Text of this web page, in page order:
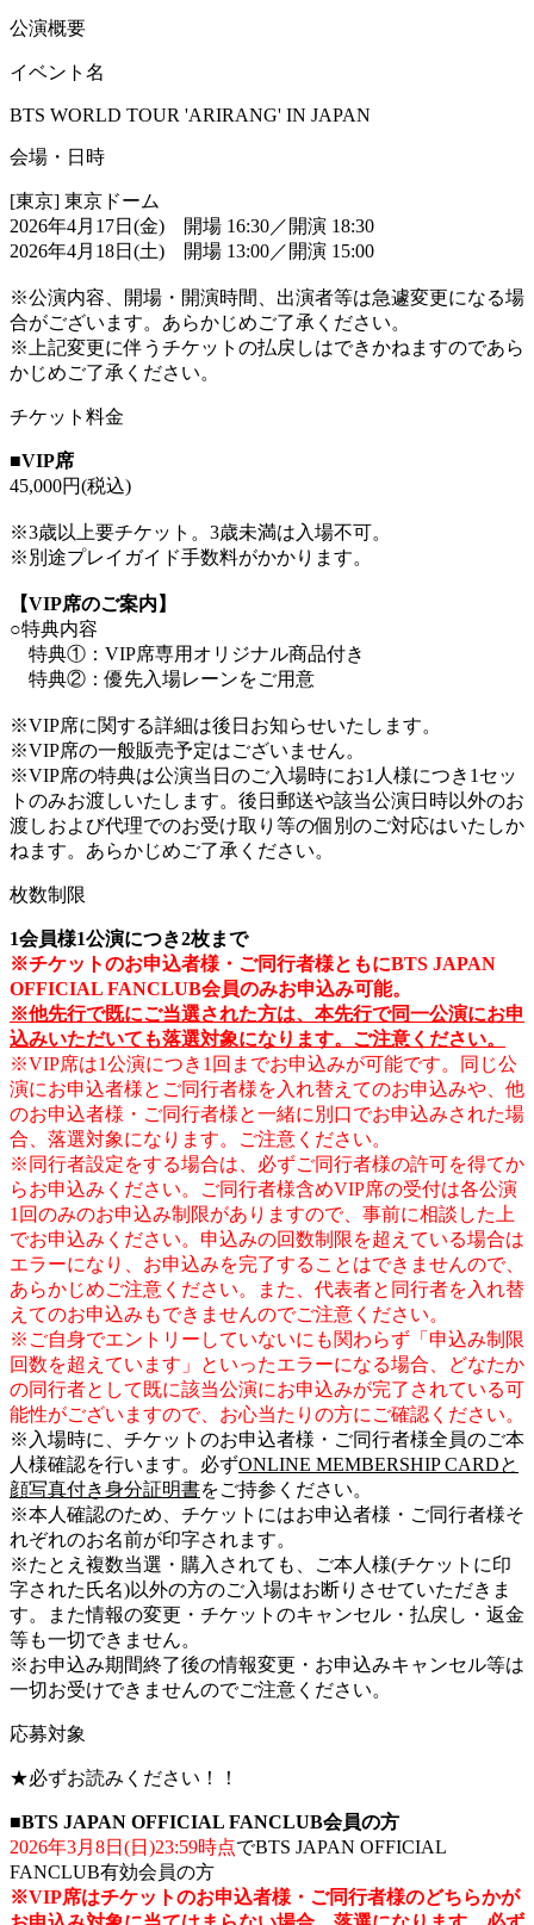
公演概要
イベント名
BTS WORLD TOUR 'ARIRANG' IN JAPAN
会場・日時
[東京] 東京ドーム
2026年4月17日(金) 開場 16:30／開演 18:30
2026年4月18日(土) 開場 13:00／開演 15:00
※公演内容、開場・開演時間、出演者等は急遽変更になる場
合がございます。あらかじめご了承ください。
※上記変更に伴うチケットの払戻しはできかねますのであら
かじめご了承ください。
チケット料金
■VIP席
45,000円(税込)
※3歳以上要チケット。3歳未満は入場不可。
※別途プレイガイド手数料がかかります。
【VIP席のご案内】
○特典内容
特典①：VIP席専用オリジナル商品付き
特典②：優先入場レーンをご用意
※VIP席に関する詳細は後日お知らせいたします。
※VIP席の一般販売予定はございません。
※VIP席の特典は公演当日のご入場時にお1人様につき1セッ
トのみお渡しいたします。後日郵送や該当公演日時以外のお
渡しおよび代理でのお受け取り等の個別のご対応はいたしか
ねます。あらかじめご了承ください。
枚数制限
1会員様1公演につき2枚まで
※チケットのお申込者様・ご同行者様ともにBTS JAPAN
OFFICIAL FANCLUB会員のみお申込み可能。
※他先行で既にご当選された方は、本先行で同一公演にお申
込みいただいても落選対象になります。ご注意ください。
※VIP席は1公演につき1回までお申込みが可能です。同じ公
演にお申込者様とご同行者様を入れ替えてのお申込みや、他
のお申込者様・ご同行者様と一緒に別口でお申込みされた場
合、落選対象になります。ご注意ください。
※同行者設定をする場合は、必ずご同行者様の許可を得てか
らお申込みください。ご同行者様含めVIP席の受付は各公演
1回のみのお申込み制限がありますので、事前に相談した上
でお申込みください。申込みの回数制限を超えている場合は
エラーになり、お申込みを完了することはできませんので、
あらかじめご注意ください。また、代表者と同行者を入れ替
えてのお申込みもできませんのでご注意ください。
※ご自身でエントリーしていないにも関わらず「申込み制限
回数を超えています」といったエラーになる場合、どなたか
の同行者として既に該当公演にお申込みが完了されている可
能性がございますので、お心当たりの方にご確認ください。
※入場時に、チケットのお申込者様・ご同行者様全員のご本
人様確認を行います。必ずONLINE MEMBERSHIP CARDと
顔写真付き身分証明書をご持参ください。
※本人確認のため、チケットにはお申込者様・ご同行者様そ
れぞれのお名前が印字されます。
※たとえ複数当選・購入されても、ご本人様(チケットに印
字された氏名)以外の方のご入場はお断りさせていただきま
す。また情報の変更・チケットのキャンセル・払戻し・返金
等も一切できません。
※お申込み期間終了後の情報変更・お申込みキャンセル等は
一切お受けできませんのでご注意ください。
応募対象
★必ずお読みください！！
■BTS JAPAN OFFICIAL FANCLUB会員の方
2026年3月8日(日)23:59時点でBTS JAPAN OFFICIAL
FANCLUB有効会員の方
※VIP席はチケットのお申込者様・ご同行者様のどちらかが